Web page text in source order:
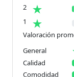
2
1
Valoración
General
Calidad
Comodidad